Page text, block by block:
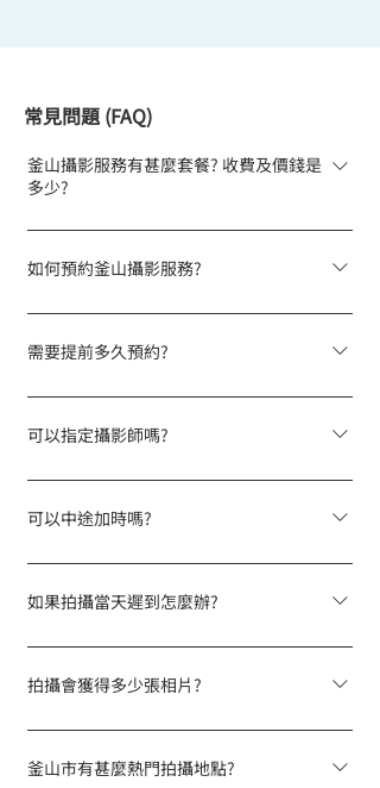
常見問題 (FAQ)
釜山攝影服務有甚麼套餐? 收費及價錢是
多少?
我們提供多元化的釜山攝影服務，包括情侶
旅拍、家庭親子攝影、求婚攝影、和服拍
半日等）。 1 小時攝影服務是 HKD
文 / 英文溝通）、時段內無限張數拍攝、專
如何預約釜山攝影服務?
註冊成為Snapro會員後,選擇「釜山攝影」
類別,挑選合適的套餐及拍攝日期,完成付款後
需要提前多久預約?
建議至少提前兩週預約以確保理想時段及攝
影師檔期。若行程緊急，最少需提前4天預
可以指定攝影師嗎?
我們所有攝影師均擁有「Snapro認證」資
格,平台會根據您的拍攝需求、日期及攝影師
可以中途加時嗎?
若需臨時加時，可視乎攝影師當日檔期安排
即時與客服溝通後於平台補購時數。建議預
如果拍攝當天遲到怎麼辦?
為不影響攝影師後續工作安排,請務必準時到
達指定集合地點。若遲到,拍攝時間將從原定
拍攝會獲得多少張相片?
你會獲得​​經濾圖後的全數高清JPEG檔案, 並
包含專業調色及光影調整。
釜山市有甚麼熱門拍攝地點?